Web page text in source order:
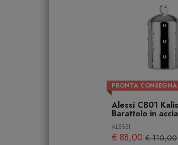
PRONTA CONSEGNA
Alessi CB01
Barattolo in
ALESSI
€ 88,00 € 110,00